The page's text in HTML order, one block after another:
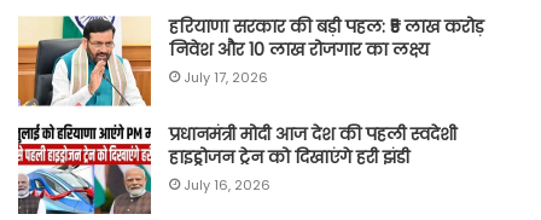
हरियाणा सरकार की बड़ी पहल: ₹5 लाख करोड़
निवेश और 10 लाख रोजगार का लक्ष्य
July 17, 2026
प्रधानमंत्री मोदी आज देश की पहली स्वदेशी
हाइड्रोजन ट्रेन को दिखाएंगे हरी झंडी
July 16, 2026